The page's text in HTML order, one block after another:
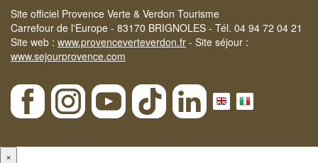
Site officiel Provence Verte & Verdon Tourisme
Carrefour de l'Europe - 83170 BRIGNOLES - Tél. 04 94 72 04 21
Site web : www.provenceverteverdon.fr - Site séjour :
www.sejourprovence.com
×